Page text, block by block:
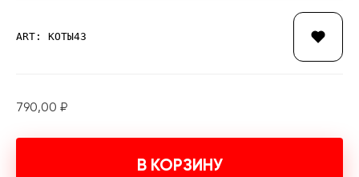
ART: КОТЫ43
790,00 ₽
В КОРЗИНУ